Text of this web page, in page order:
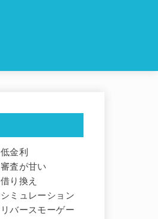
低金利
審査が甘い
借り換え
シミュレーション
リバースモーゲー